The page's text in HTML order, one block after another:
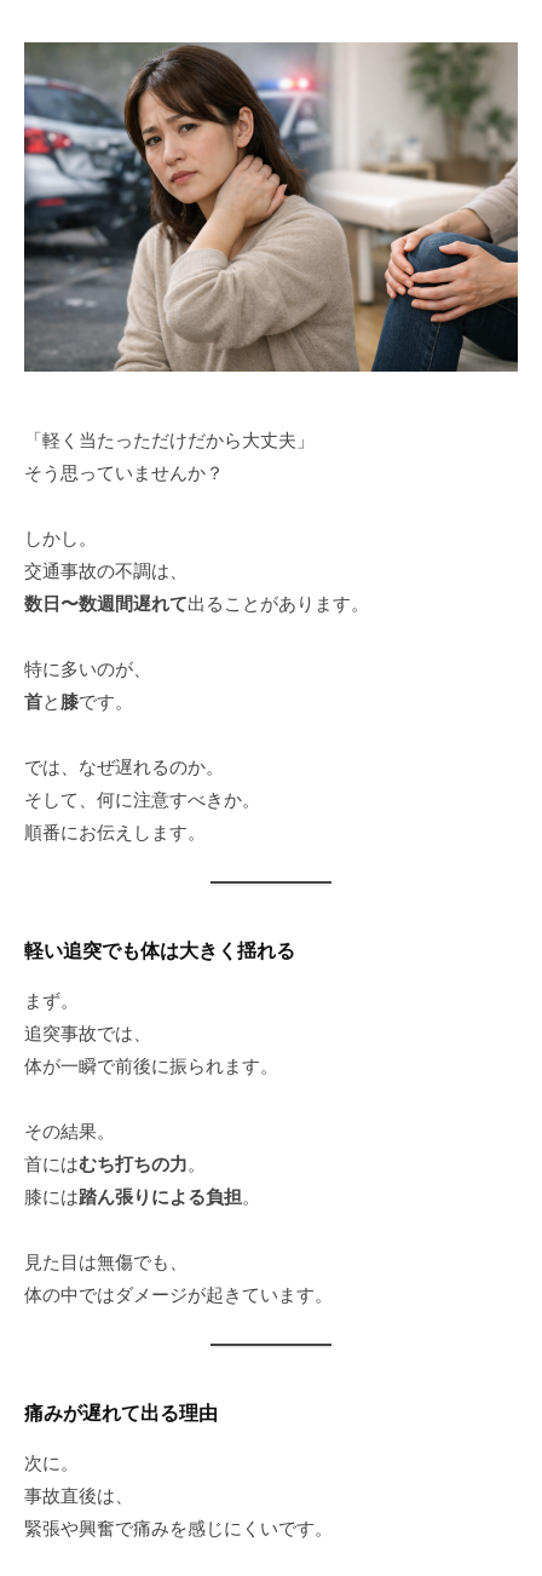
「軽く当たっただけだから大丈夫」
そう思っていませんか？
しかし。
交通事故の不調は、
数日〜数週間遅れて出ることがあります。
特に多いのが、
首と 膝です。
では、なぜ遅れるのか。
そして、何に注意すべきか。
順番にお伝えします。
軽い追突でも体は大きく揺れる
まず。
追突事故では、
体が一瞬で前後に振られます。
その結果。
首にはむち打ちの力。
膝には踏ん張りによる負担。
見た目は無傷でも、
体の中ではダメージが起きています。
痛みが遅れて出る理由
次に。
事故直後は、
緊張や興奮で痛みを感じにくいです。